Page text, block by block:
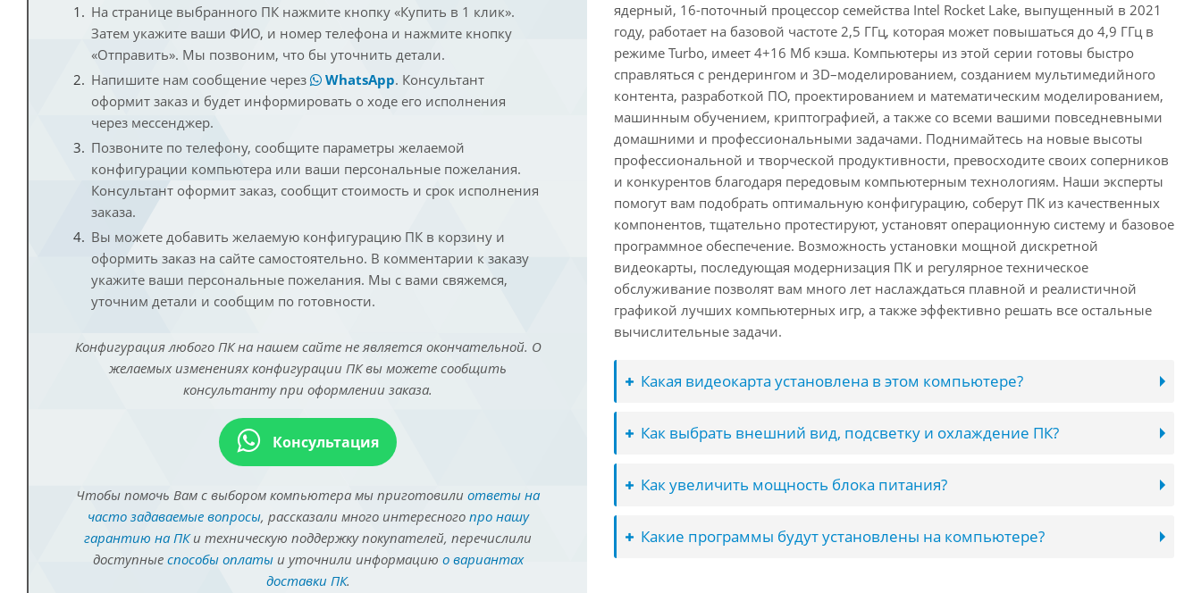
На странице выбранного ПК нажмите кнопку «Купить в 1 клик».
Затем укажите ваши ФИО, и номер телефона и нажмите кнопку
«Отправить». Мы позвоним, что бы уточнить детали.
Напишите нам сообщение через
WhatsApp. Консультант
оформит заказ и будет информировать о ходе его исполнения
через мессенджер.
Позвоните по телефону, сообщите параметры желаемой
конфигурации компьютера или ваши персональные пожелания.
Консультант оформит заказ, сообщит стоимость и срок исполнения
заказа.
Вы можете добавить желаемую конфигурацию ПК в корзину и
оформить заказ на сайте самостоятельно. В комментарии к заказу
укажите ваши персональные пожелания. Мы с вами свяжемся,
уточним детали и сообщим по готовности.
Конфигурация любого ПК на нашем сайте не является окончательной. О
желаемых изменениях конфигурации ПК вы можете сообщить
консультанту при оформлении заказа.
Консультация
Чтобы помочь Вам с выбором компьютера мы приготовили ответы на
часто задаваемые вопросы, рассказали много интересного про нашу
гарантию на ПКи техническую поддержку покупателей, перечислили
доступные способы оплатыи уточнили информацию о вариантах
доставки ПК.
ядерный, 16-поточный процессор семейства Intel Rocket Lake, выпущенный в 2021
году, работает на базовой частоте 2,5 ГГц, которая может повышаться до 4,9 ГГц в
режиме Turbo, имеет 4+16 Мб кэша. Компьютеры из этой серии готовы быстро
справляться с рендерингом и 3D–моделированием, созданием мультимедийного
контента, разработкой ПО, проектированием и математическим моделированием,
машинным обучением, криптографией, а также со всеми вашими повседневными
домашними и профессиональными задачами. Поднимайтесь на новые высоты
профессиональной и творческой продуктивности, превосходите своих соперников
и конкурентов благодаря передовым компьютерным технологиям. Наши эксперты
помогут вам подобрать оптимальную конфигурацию, соберут ПК из качественных
компонентов, тщательно протестируют, установят операционную систему и базовое
программное обеспечение. Возможность установки мощной дискретной
видеокарты, последующая модернизация ПК и регулярное техническое
обслуживание позволят вам много лет наслаждаться плавной и реалистичной
графикой лучших компьютерных игр, а также эффективно решать все остальные
вычислительные задачи.
Какая видеокарта установлена в этом компьютере?
Как выбрать внешний вид, подсветку и охлаждение ПК?
Как увеличить мощность блока питания?
Какие программы будут установлены на компьютере?